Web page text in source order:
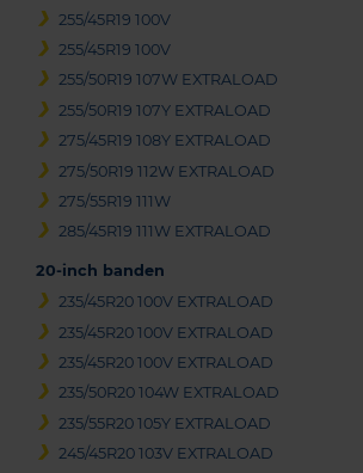
255/45R19 100V
255/45R19 100V
255/50R19 107W EXTRALOAD
255/50R19 107Y EXTRALOAD
275/45R19 108Y EXTRALOAD
275/50R19 112W EXTRALOAD
275/55R19 111W
285/45R19 111W EXTRALOAD
20-inch banden
235/45R20 100V EXTRALOAD
235/45R20 100V EXTRALOAD
235/45R20 100V EXTRALOAD
235/50R20 104W EXTRALOAD
235/55R20 105Y EXTRALOAD
245/45R20 103V EXTRALOAD